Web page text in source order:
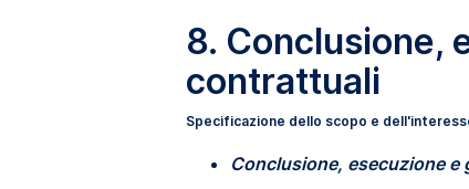
8. Conclusione,
contrattuali
Specificazione dello scopo e
Conclusione, esecuzione